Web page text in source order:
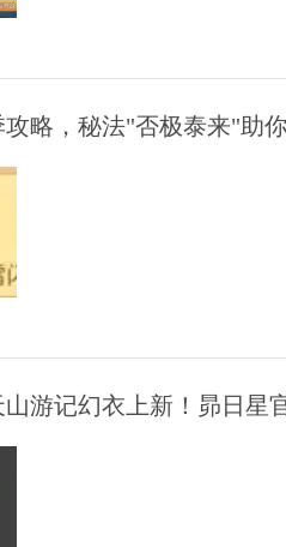
略，秘法"否极泰来"助